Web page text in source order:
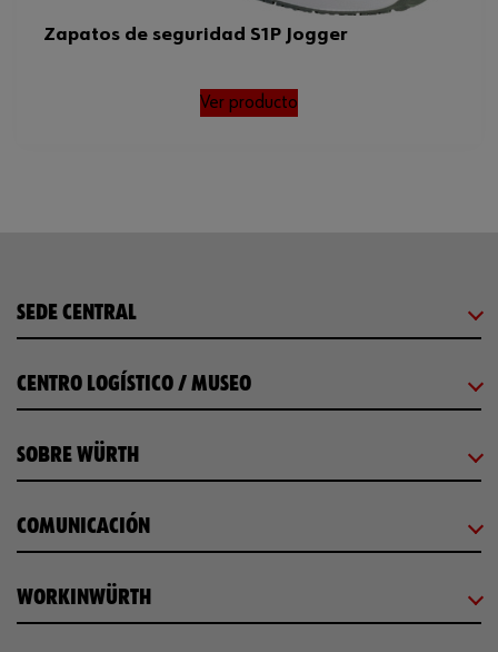
Zapatos de seguridad S1P Jogger
Ver producto
SEDE CENTRAL
CENTRO LOGÍSTICO / MUSEO
SOBRE WÜRTH
COMUNICACIÓN
WORKINWÜRTH